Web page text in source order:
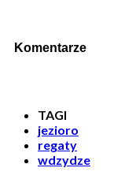
Komentarze
TAGI
jezioro
regaty
wdzydze